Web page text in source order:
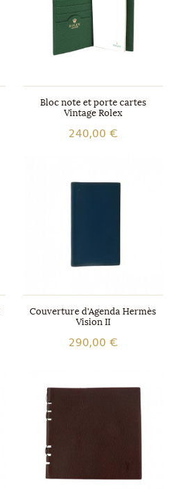
Bloc note et porte cartes
Vintage Rolex
240,00 €
Couverture d'Agenda Hermès
Vision II
290,00 €